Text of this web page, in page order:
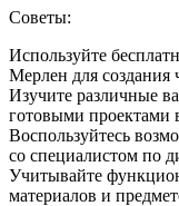
Советы:
Используйте
Мерлен для создания
Изучите различные
готовыми проектами
Воспользуйтесь
со специалистом по
Учитывайте
материалов и